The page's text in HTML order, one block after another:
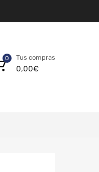
Tus compras
0,00€
0